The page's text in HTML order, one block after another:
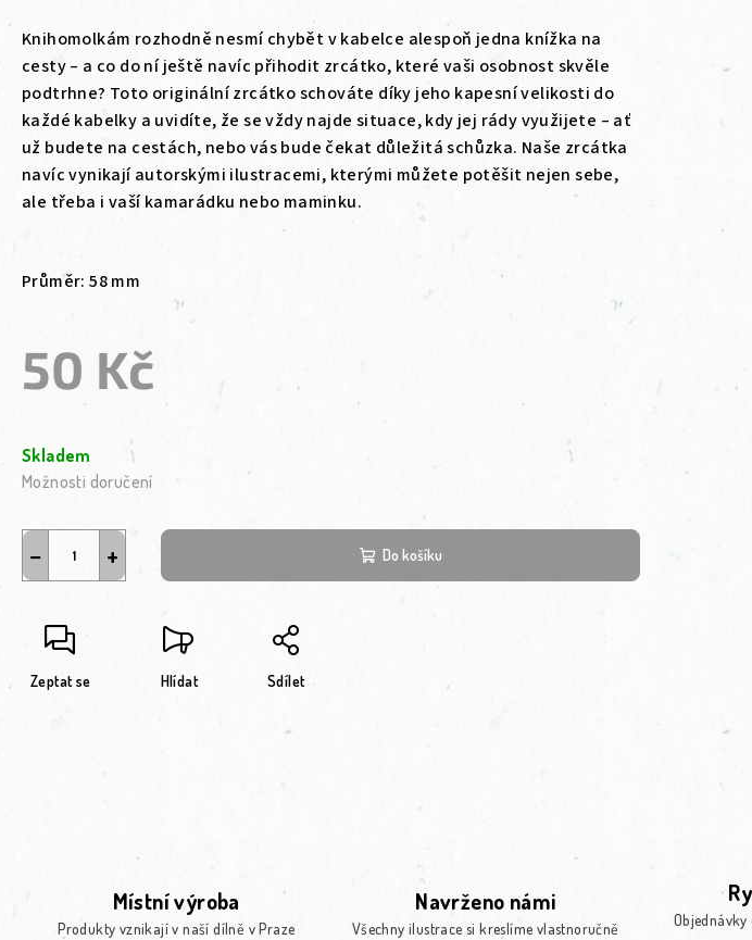
Knihomolkám rozhodně nesmí chybět v kabelce alespoň jedna knížka na
cesty – a co do ní ještě navíc přihodit zrcátko, které vaši osobnost skvěle
podtrhne? Toto originální zrcátko schováte díky jeho kapesní velikosti do
každé kabelky a uvidíte, že se vždy najde situace, kdy jej rády využijete – ať
už budete na cestách, nebo vás bude čekat důležitá schůzka. Naše zrcátka
navíc vynikají autorskými ilustracemi, kterými můžete potěšit nejen sebe,
ale třeba i vaší kamarádku nebo maminku.
Průměr: 58 mm
50 Kč
Skladem
Možnosti doručení
+
− Do košíku
Zeptat se Hlídat Sdílet
Místní výroba
Produkty vznikají v naší dílně v Praze
Navrženo námi
Všechny ilustrace si kreslíme vlastnoručně Objednávky